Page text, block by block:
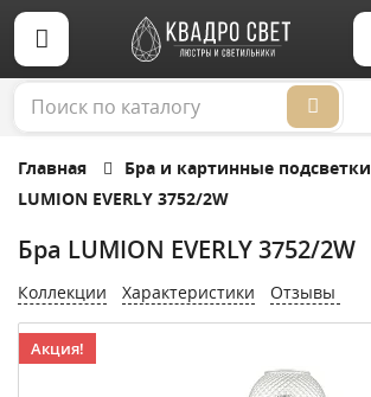
Главная Бра и картинные подсветки
LUMION EVERLY 3752/2W
Бра LUMION EVERLY 3752/2W
Коллекции Характеристики Отзывы
Акция!